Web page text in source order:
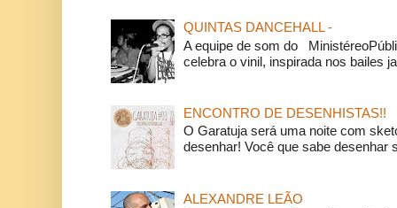
QUINTAS DANCEHALL -
A equipe de som do
celebra o vinil, inspirada nos bailes
ENCONTRO DE DESENHISTAS!!
O Garatuja será uma noite com
desenhar! Você que sabe desenhar
ALEXANDRE LEÃO